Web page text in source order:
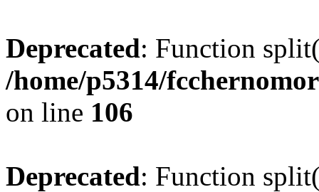
Deprecated: Function
/home/p5314/
on line 106
Deprecated: Function